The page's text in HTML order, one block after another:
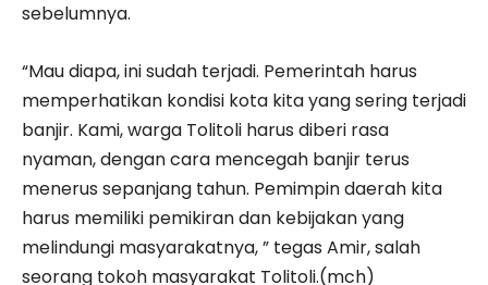
sebelumnya.
“Mau diapa, ini sudah terjadi. Pemerintah harus
memperhatikan kondisi kota kita yang sering terjadi
banjir. Kami, warga Tolitoli harus diberi rasa
nyaman, dengan cara mencegah banjir terus
menerus sepanjang tahun. Pemimpin daerah kita
harus memiliki pemikiran dan kebijakan yang
melindungi masyarakatnya, ” tegas Amir, salah
seorang tokoh masyarakat Tolitoli.(mch)